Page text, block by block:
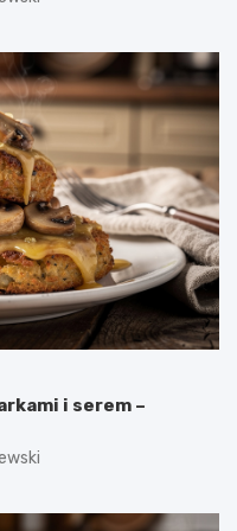
i serem –